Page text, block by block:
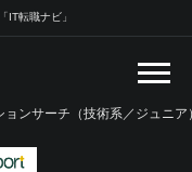
IT転職ナビ」
ョンサーチ（技術系／ジュニ